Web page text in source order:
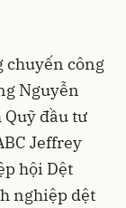
chuyến công
Nguyễn
đầu tư
Jeffrey
hội Dệt
nghiệp dệt